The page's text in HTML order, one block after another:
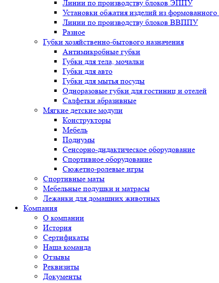
Линии по производству блоков ЭППУ
Установки обжатия изделий из
Линии по производству блоков ВВППУ
Разное
Губки хозяйственно-бытового назначения
Антимикробные губки
Губки для тела, мочалки
Губки для авто
Губки для мытья посуды
Одноразовые губки для гостиниц и отелей
Салфетки абразивные
Мягкие детские модули
Конструкторы
Мебель
Подиумы
Сенсорно-дидактическое оборудование
Спортивное оборудование
Сюжетно-ролевые игры
Спортивные маты
Мебельные подушки и матрасы
Лежанки для домашних животных
Компания
О компании
История
Сертификаты
Наша команда
Отзывы
Реквизиты
Документы